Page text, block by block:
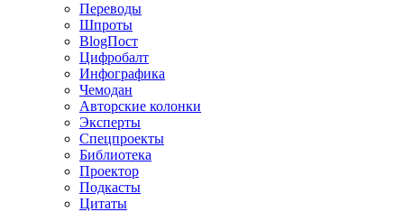
Переводы
Шпроты
BlogПост
Цифробалт
Инфографика
Чемодан
Авторские колонки
Эксперты
Спецпроекты
Библиотека
Проектор
Подкасты
Цитаты